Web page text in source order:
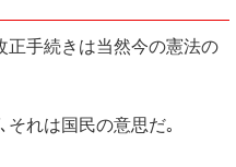
正手続きは当然今の憲法の
れは国民の意思だ｡